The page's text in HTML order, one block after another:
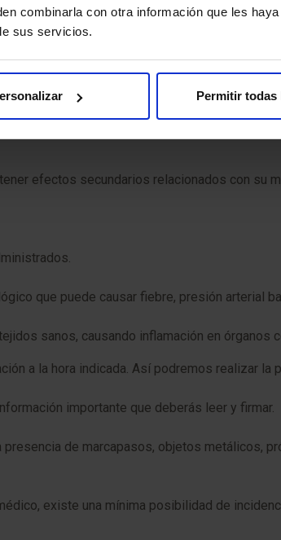
combinarla con otra información que les
sus servicios.
Permitir todas
a los materiales utilizados durante el
Si experimentas síntomas como
efectos secundarios relacionados con su
que puede causar fiebre, presión arterial
sanos, causando inflamación en órganos
a la hora indicada. Así podremos realizar la
importante que deberás leer y firmar.
de marcapasos, objetos metálicos,
existe una mínima posibilidad de